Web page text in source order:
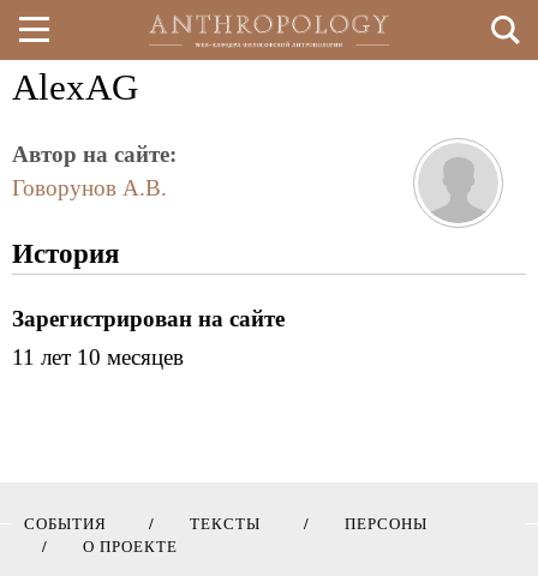
Перейти
AlexAG
Автор на сайте:
Говорунов А.В.
История
Зарегистрирован на сайте
11 лет 10 месяцев
СОБЫТИЯ ТЕКСТЫ
ПЕРСОНЫ
О ПРОЕКТЕ